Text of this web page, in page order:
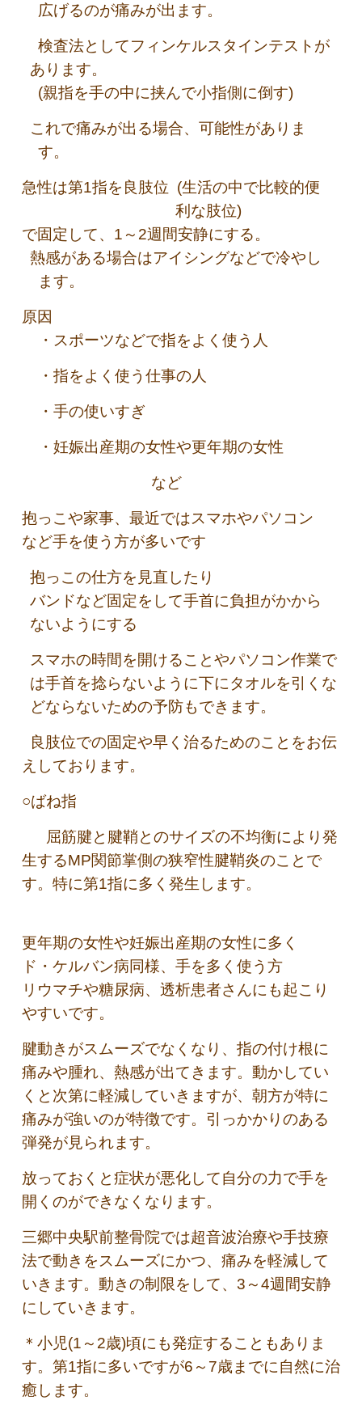
広げるのが痛みが出ます。
検査法としてフィンケルスタインテストが
あります。
(親指を手の中に挟んで小指側に倒す)
これで痛みが出る場合、可能性がありま
す。
急性は第1指を良肢位 (生活の中で比較的便
利な肢位)
で固定して、1～2週間安静にする。
熱感がある場合はアイシングなどで冷やし
ます。
原因
・スポーツなどで指をよく使う人
・指をよく使う仕事の人
・手の使いすぎ
・妊娠出産期の女性や更年期の女性
など
抱っこや家事、最近ではスマホやパソコン
など手を使う方が多いです
抱っこの仕方を見直したり
バンドなど固定をして手首に負担がかから
ないようにする
スマホの時間を開けることやパソコン作業で
は手首を捻らないように下にタオルを引くな
どならないための予防もできます。
良肢位での固定や早く治るためのことをお伝
えしております。
○ばね指
屈筋腱と腱鞘とのサイズの不均衡により発
生するMP関節掌側の狭窄性腱鞘炎のことで
す。特に第1指に多く発生します。
更年期の女性や妊娠出産期の女性に多く
ド・ケルバン病同様、手を多く使う方
リウマチや糖尿病、透析患者さんにも起こり
やすいです。
腱動きがスムーズでなくなり、指の付け根に
痛みや腫れ、熱感が出てきます。動かしてい
くと次第に軽減していきますが、朝方が特に
痛みが強いのが特徴です。引っかかりのある
弾発が見られます。
放っておくと症状が悪化して自分の力で手を
開くのができなくなります。
三郷中央駅前整骨院では超音波治療や手技療
法で動きをスムーズにかつ、痛みを軽減して
いきます。動きの制限をして、3～4週間安静
にしていきます。
＊小児(1～2歳)頃にも発症することもありま
す。第1指に多いですが6～7歳までに自然に治
癒します。